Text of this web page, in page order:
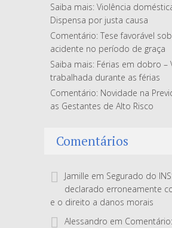
Saiba mais: Violência
Dispensa por justa causa
Comentário: Tese favorável
acidente no período de graça
Saiba mais: Férias em dobro –
trabalhada durante as férias
Comentário: Novidade na
as Gestantes de Alto Risco
Comentários
Jamille em Segurado do
declarado erroneamente
e o direito a danos morais
Alessandro em Comentário: